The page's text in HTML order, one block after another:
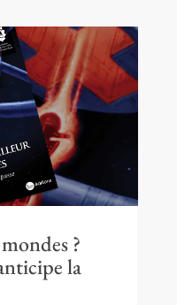
?
la